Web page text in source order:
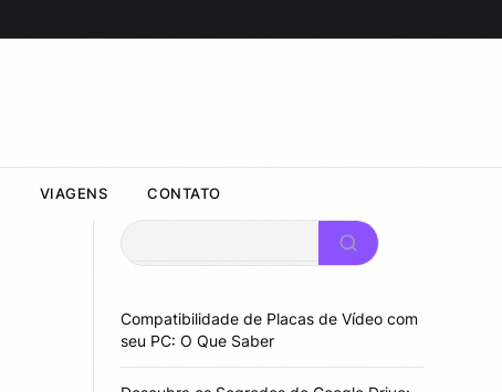
VIAGENS CONTATO
Pesquisar
Compatibilidade de Placas de Vídeo com
seu PC: O Que Saber